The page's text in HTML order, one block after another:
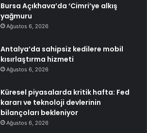
Bursa Açıkhava’da ‘Cimri’ye alkış
yağmuru
Ağustos 6, 2026
Antalya’da sahipsiz kedilere mobil
kısırlaştırma hizmeti
Ağustos 6, 2026
Küresel piyasalarda kritik hafta: Fed
kararı ve teknoloji devlerinin
bilançoları bekleniyor
Ağustos 6, 2026